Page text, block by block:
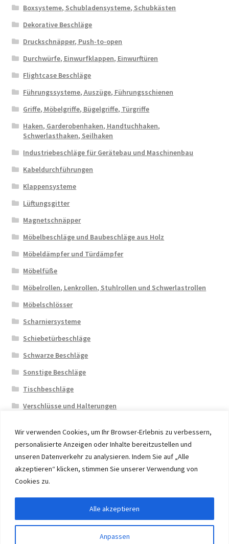
Wir verwenden Cookies, um Ihr Browser-Erlebnis zu verbessern,
personalisierte Anzeigen oder Inhalte bereitzustellen und
unseren Datenverkehr zu analysieren. Indem Sie auf „Alle
akzeptieren“ klicken, stimmen Sie unserer Verwendung von
Cookies zu.
Anpassen
Alle akzeptieren
Boxsysteme, Schubladensysteme, Schubkästen
Dekorative Beschläge
Druckschnäpper, Push-to-open
Durchwürfe, Einwurfklappen, Einwurftüren
Flightcase Beschläge
Führungssysteme, Auszüge, Führungsschienen
Griffe, Möbelgriffe, Bügelgriffe, Türgriffe
Haken, Garderobenhaken, Handtuchhaken,
Schwerlasthaken, Seilhaken
Industriebeschläge für Gerätebau und Maschinenbau
Kabeldurchführungen
Klappensysteme
Lüftungsgitter
Magnetschnäpper
Möbelbeschläge und Baubeschläge aus Holz
Möbeldämpfer und Türdämpfer
Möbelfüße
Möbelrollen, Lenkrollen, Stuhlrollen und Schwerlastrollen
Möbelschlösser
Scharniersysteme
Schiebetürbeschläge
Schwarze Beschläge
Sonstige Beschläge
Tischbeschläge
Verschlüsse und Halterungen
© 2026 Eruon Trade UG, Germany, member of the ERUON